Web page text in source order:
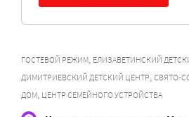
ГОСТЕВОЙ РЕЖИМ, ЕЛИЗАВЕТИНСКИЙ
ДИМИТРИЕВСКИЙ ДЕТСКИЙ ЦЕНТР, СВЯТО-
ДОМ, ЦЕНТР СЕМЕЙНОГО УСТРОЙСТВА